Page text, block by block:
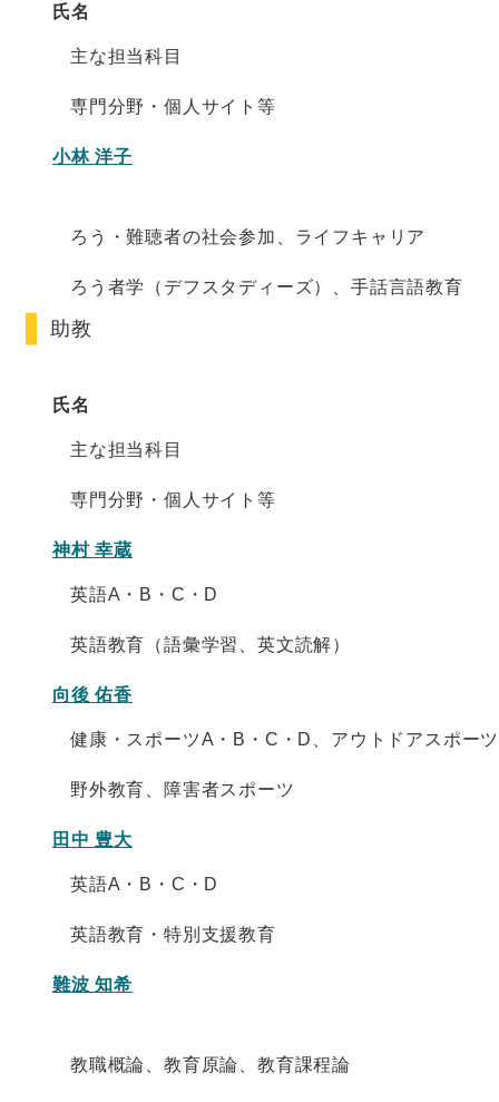
氏名
主な担当科目
専門分野・個人サイト等
小林 洋子
ろう・難聴者の社会参加、ライフキャリア
ろう者学（デフスタディーズ）、手話言語教育
助教
氏名
主な担当科目
専門分野・個人サイト等
神村 幸蔵
英語A・B・C・D
英語教育（語彙学習、英文読解）
向後 佑香
健康・スポーツA・B・C・D、アウトドアスポーツ
野外教育、障害者スポーツ
田中 豊大
英語A・B・C・D
英語教育・特別支援教育
難波 知希
教職概論、教育原論、教育課程論